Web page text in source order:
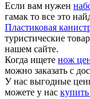
Если вам нужен
гамак то все это
Пластиковая
туристические
нашем сайте.
Когда ищете нож
можно заказать с
У нас выгодные
можете у нас